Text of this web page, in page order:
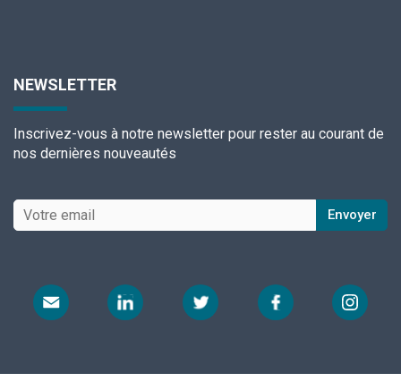
NEWSLETTER
Inscrivez-vous à notre newsletter pour rester au courant de
nos dernières nouveautés